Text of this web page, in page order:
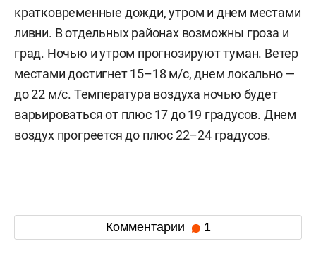
кратковременные дожди, утром и днем местами
ливни. В отдельных районах возможны гроза и
град. Ночью и утром прогнозируют туман. Ветер
местами достигнет 15–18 м/с, днем локально —
до 22 м/с. Температура воздуха ночью будет
варьироваться от плюс 17 до 19 градусов. Днем
воздух прогреется до плюс 22–24 градусов.
Комментарии 1